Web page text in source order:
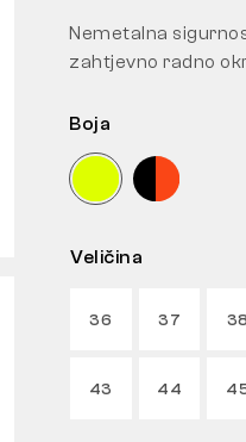
Boja
Veličina
36 37 38
43 44
Nemetalna
zahtjevno radno